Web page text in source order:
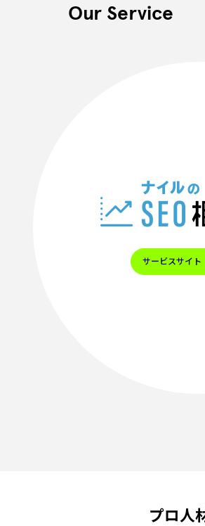
Our Service
サービスサイト
プロ人